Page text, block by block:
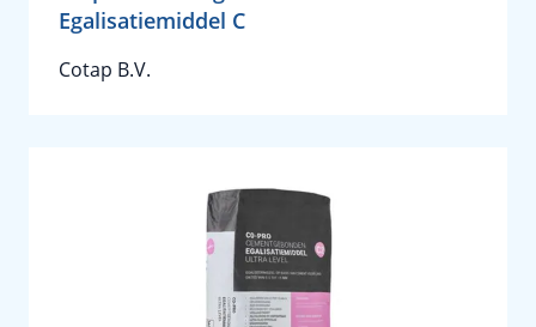
Egalisatiemiddel C
Cotap B.V.